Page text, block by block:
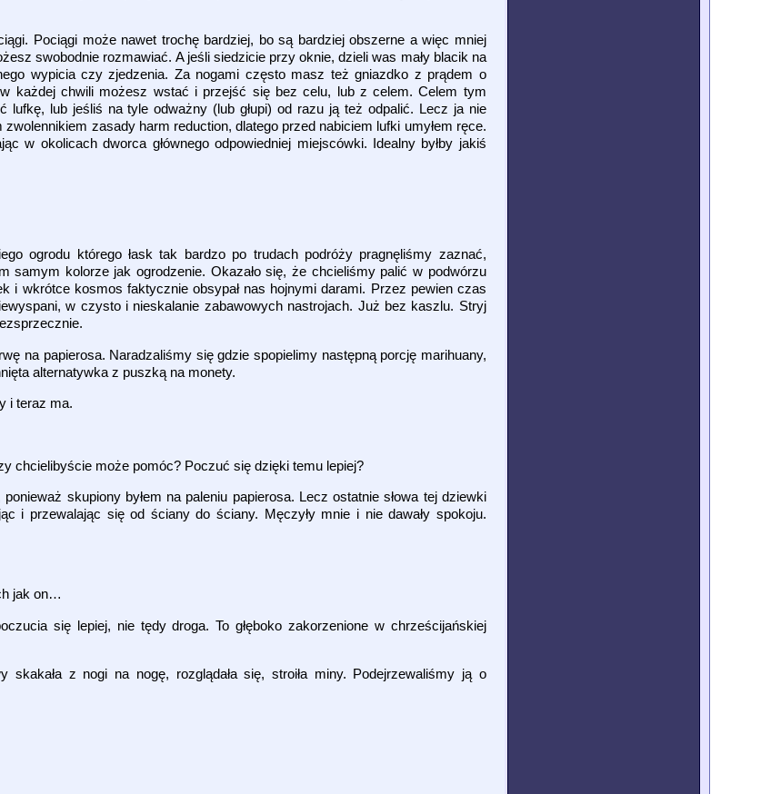
Pociągi może nawet trochę bardziej, bo są bardziej obszerne a więc mniej
swobodnie rozmawiać. A jeśli siedzicie przy oknie, dzieli was mały blacik na
wypicia czy zjedzenia. Za nogami często masz też gniazdko z prądem o
każdej chwili możesz wstać i przejść się bez celu, lub z celem. Celem tym
lufkę, lub jeśliś na tyle odważny (lub głupi) od razu ją też odpalić. Lecz ja nie
zasady harm reduction, dlatego przed nabiciem lufki umyłem ręce.
w okolicach dworca głównego odpowiedniej miejscówki. Idealny byłby jakiś
ogrodu którego łask tak bardzo po trudach podróży pragnęliśmy zaznać,
samym kolorze jak ogrodzenie. Okazało się, że chcieliśmy palić w podwórzu
i wkrótce kosmos faktycznie obsypał nas hojnymi darami. Przez pewien czas
w czysto i nieskalanie zabawowych nastrojach. Już bez kaszlu. Stryj
na papierosa. Naradzaliśmy się gdzie spopielimy następną porcję marihuany,
alternatywka z puszką na monety.
i teraz ma.
chcielibyście może pomóc? Poczuć się dzięki temu lepiej?
skupiony byłem na paleniu papierosa. Lecz ostatnie słowa tej dziewki
i przewalając się od ściany do ściany. Męczyły mnie i nie dawały spokoju.
jak on…
się lepiej, nie tędy droga. To głęboko zakorzenione w chrześcijańskiej
skakała z nogi na nogę, rozglądała się, stroiła miny. Podejrzewaliśmy ją o